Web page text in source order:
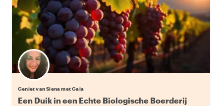
Geniet van Siena met Gaia
Een Duik in een Echte Biologische Boerderij